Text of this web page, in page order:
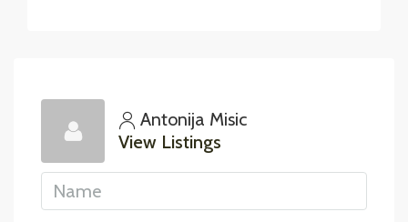
Antonija Misic
View Listings